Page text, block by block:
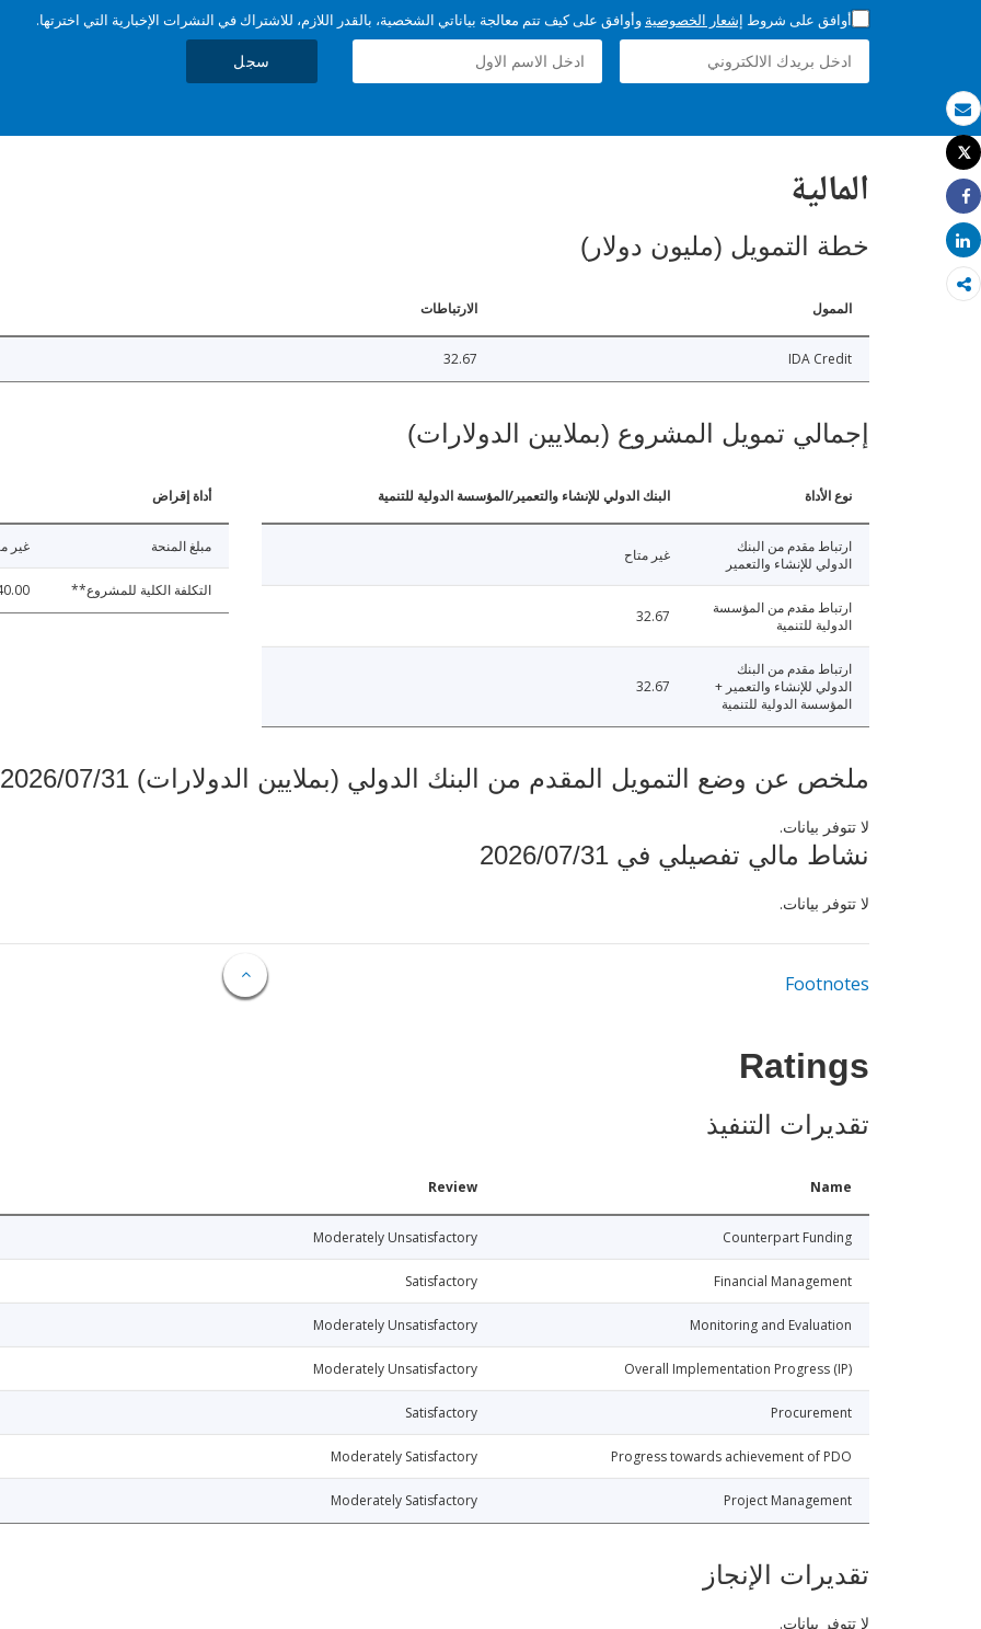
بريد الكتروني
طباعة
Tweet
Share
Share
أوافق على شروط إشعار الخصوصية وأوافق على كيف تتم معالجة بياناتي الشخصية، بالقدر اللازم، للاشتراك في النشرات الإخبارية التي اخترتها.
سجل
المالية
خطة التمويل (مليون دولار)
الممول الارتباطات
IDA Credit
32.67
إجمالي تمويل المشروع (بملايين الدولارات)
نوع الأداة البنك الدولي للإنشاء والتعمير/المؤسسة الدولية للتنمية
ارتباط مقدم من البنك
الدولي للإنشاء والتعمير
غير متاح
ارتباط مقدم من المؤسسة
الدولية للتنمية
32.67
ارتباط مقدم من البنك
الدولي للإنشاء والتعمير +
المؤسسة الدولية للتنمية
32.67
أداة إقراض
مبلغ المنحة غير
التكلفة الكلية للمشروع**
ملخص عن وضع التمويل المقدم من البنك الدولي (بملايين الدولارات) 2026/07/31
لا تتوفر بيانات.
نشاط مالي تفصيلي في 2026/07/31
لا تتوفر بيانات.
Footnotes
Ratings
تقديرات التنفيذ
Name
Review
Counterpart Funding
Moderately Unsatisfactory
Financial Management
Satisfactory
Monitoring and Evaluation
Moderately Unsatisfactory
Overall Implementation Progress (IP)
Moderately Unsatisfactory
Procurement
Satisfactory
Progress towards achievement of PDO
Moderately Satisfactory
Project Management
Moderately Satisfactory
تقديرات الإنجاز
لا تتوفر بيانات.